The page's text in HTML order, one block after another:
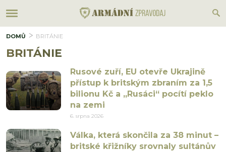
DOMŮ BRITÁNIE
BRITÁNIE
Rusové zuří, EU otevře Ukrajině
přístup k britským zbraním za 1,5
bilionu Kč a „Rusáci“ pocítí peklo
na zemi
6. srpna 2026
Válka, která skončila za 38 minut –
britské křižníky srovnaly sultánův